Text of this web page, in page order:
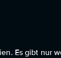
Es gibt nur